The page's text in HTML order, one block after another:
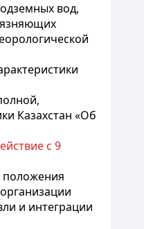
вод,
Казахстан «Об
с 9
положения
и интеграции